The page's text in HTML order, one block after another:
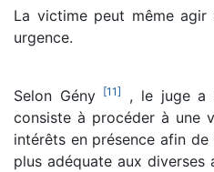
La victime peut même agir
urgence.
Selon Gény [11]
, le juge a
consiste à procéder à une
intérêts en présence afin
plus adéquate aux